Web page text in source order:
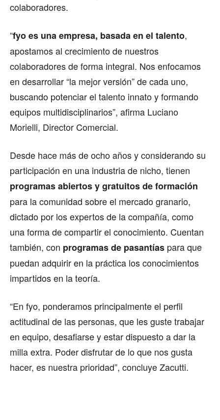
colaboradores.
“fyo es una empresa, basada en el talento,
apostamos al crecimiento de nuestros
colaboradores de forma integral. Nos enfocamos
en desarrollar “la mejor versión” de cada uno,
buscando potenciar el talento innato y formando
equipos multidisciplinarios”, afirma Luciano
Morielli, Director Comercial.
Desde hace más de ocho años y considerando su
participación en una industria de nicho, tienen
programas abiertos y gratuitos de formación
para la comunidad sobre el mercado granario,
dictado por los expertos de la compañía, como
una forma de compartir el conocimiento. Cuentan
también, con programas de pasantías para que
puedan adquirir en la práctica los conocimientos
impartidos en la teoría.
“En fyo, ponderamos principalmente el perfil
actitudinal de las personas, que les guste trabajar
en equipo, desafiarse y estar dispuesto a dar la
milla extra. Poder disfrutar de lo que nos gusta
hacer, es nuestra prioridad”, concluye Zacutti.